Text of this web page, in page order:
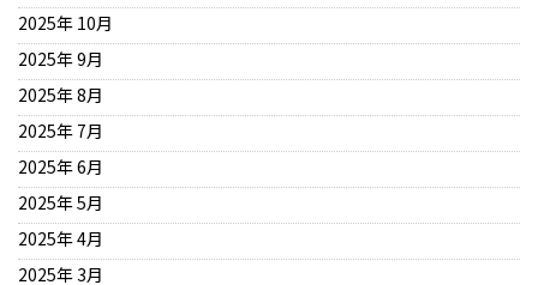
2025年 10月
2025年 9月
2025年 8月
2025年 7月
2025年 6月
2025年 5月
2025年 4月
2025年 3月